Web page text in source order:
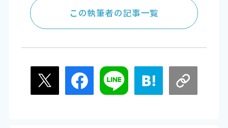
この執筆者の記事一覧